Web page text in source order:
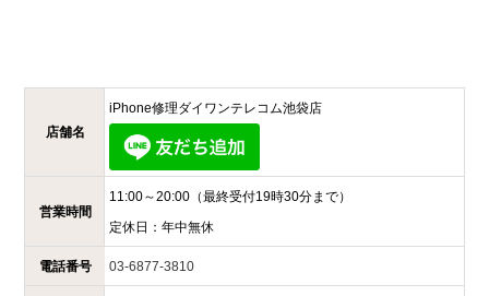
店舗名
iPhone修理ダイワンテレコム池袋店
営業時間
11:00～20:00（最終受付19時30分まで）
定休日： 年中無休
電話番号 03-6877-3810